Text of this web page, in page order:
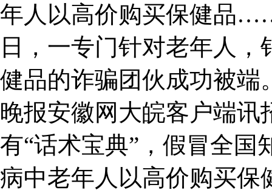
年人以高价购买保健品
日，一专门针对老年人
健品的诈骗团伙成功被端
晚报安徽网大皖客户端
有“话术宝典”，假冒全国
病中老年人以高价购买